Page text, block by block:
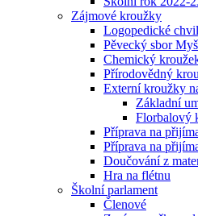
Zájmové kroužky
Logopedické
Pěvecký sbor
Chemický
Přírodovědný
Externí kroužky
Základní
Florbalový
Příprava na
Příprava na
Doučování z
Hra na flétnu
Školní parlament
Členové